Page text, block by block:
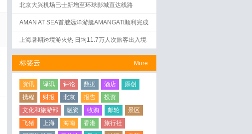
北京大兴机场巴士新增至环球影城直达线路
AMAN AT SEA首艘远洋游艇AMANGATI顺利完成
上海暑期跨境游火热 日均11.7万人次旅客出入境
More
标签云
资讯 译讯 评论 数据 酒店
原创
携程
财报 北京 报告
投资
文化和旅游部
融资 收购 邮轮
景区
飞猪
上海 海南 香港
旅行社